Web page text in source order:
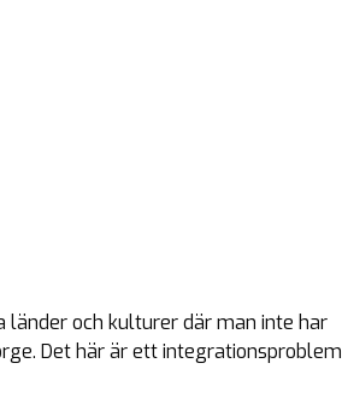
och kulturer där man inte har
Det här är ett integrationsproblem